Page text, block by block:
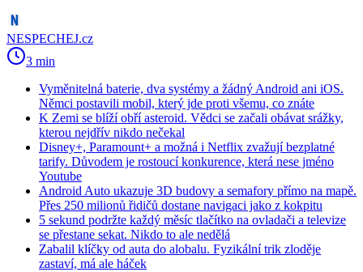
NESPECHEJ.cz
3 min
Vyměnitelná baterie, dva systémy a žádný Android ani iOS.
Němci postavili mobil, který jde proti všemu, co znáte
K Zemi se blíží obří asteroid. Vědci se začali obávat srážky,
kterou nejdřív nikdo nečekal
Disney+, Paramount+ a možná i Netflix zvažují bezplatné
tarify. Důvodem je rostoucí konkurence, která nese jméno
Youtube
Android Auto ukazuje 3D budovy a semafory přímo na mapě.
Přes 250 milionů řidičů dostane navigaci jako z kokpitu
5 sekund podržte každý měsíc tlačítko na ovladači a televize
se přestane sekat. Nikdo to ale nedělá
Zabalil klíčky od auta do alobalu. Fyzikální trik zloděje
zastaví, má ale háček